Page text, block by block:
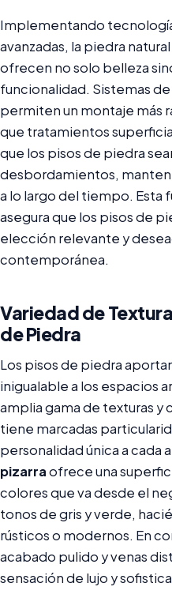
Implementando
avanzadas, la piedra
ofrecen no solo belleza
funcionalidad. Sistemas
permiten un montaje más
que tratamientos
que los pisos de piedra
desbordamientos,
a lo largo del tiempo. Esta
asegura que los pisos de
elección relevante y
contemporánea.
Variedad de
de Piedra
Los pisos de piedra
inigualable a los espacios
amplia gama de texturas y
tiene marcadas
personalidad única a cada
pizarraofrece una
colores que va desde el
tonos de gris y verde,
rústicos o modernos. En
acabado pulido y venas
sensación de lujo y